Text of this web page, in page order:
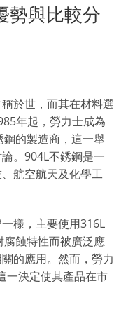
勢與比較分
於世，而其在材料選
年起，勞力士成為
的製造商，這一舉
。904L不銹鋼是一
航空航天及化學工
樣，主要使用316L
蝕特性而被廣泛應
的應用。然而，勞力
一決定使其產品在市